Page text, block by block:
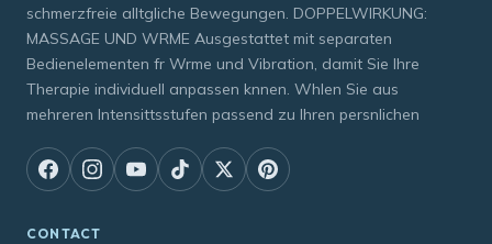
schmerzfreie alltgliche Bewegungen. DOPPELWIRKUNG:
MASSAGE UND WRME Ausgestattet mit separaten
Bedienelementen fr Wrme und Vibration, damit Sie Ihre
Therapie individuell anpassen knnen. Whlen Sie aus
mehreren Intensittsstufen passend zu Ihren persnlichen
CONTACT